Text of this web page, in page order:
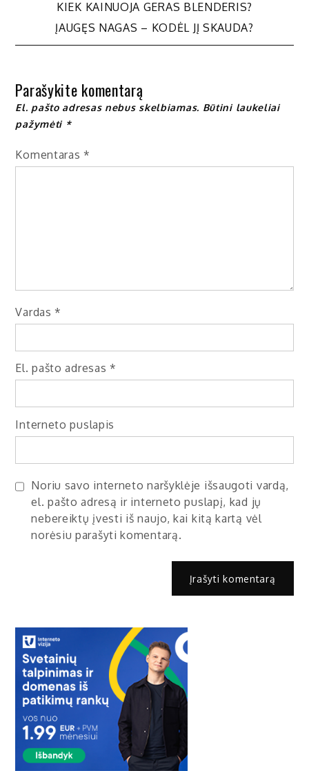
Navigacija
tarp
įrašų
KIEK KAINUOJA GERAS BLENDERIS?
ĮAUGĘS NAGAS – KODĖL JĮ SKAUDA?
Parašykite komentarą
El. pašto adresas nebus skelbiamas. Būtini laukeliai
pažymėti *
Komentaras *
Vardas *
El. pašto adresas *
Interneto puslapis
Noriu savo interneto naršyklėje išsaugoti vardą,
el. pašto adresą ir interneto puslapį, kad jų
nebereiktų įvesti iš naujo, kai kitą kartą vėl
norėsiu parašyti komentarą.